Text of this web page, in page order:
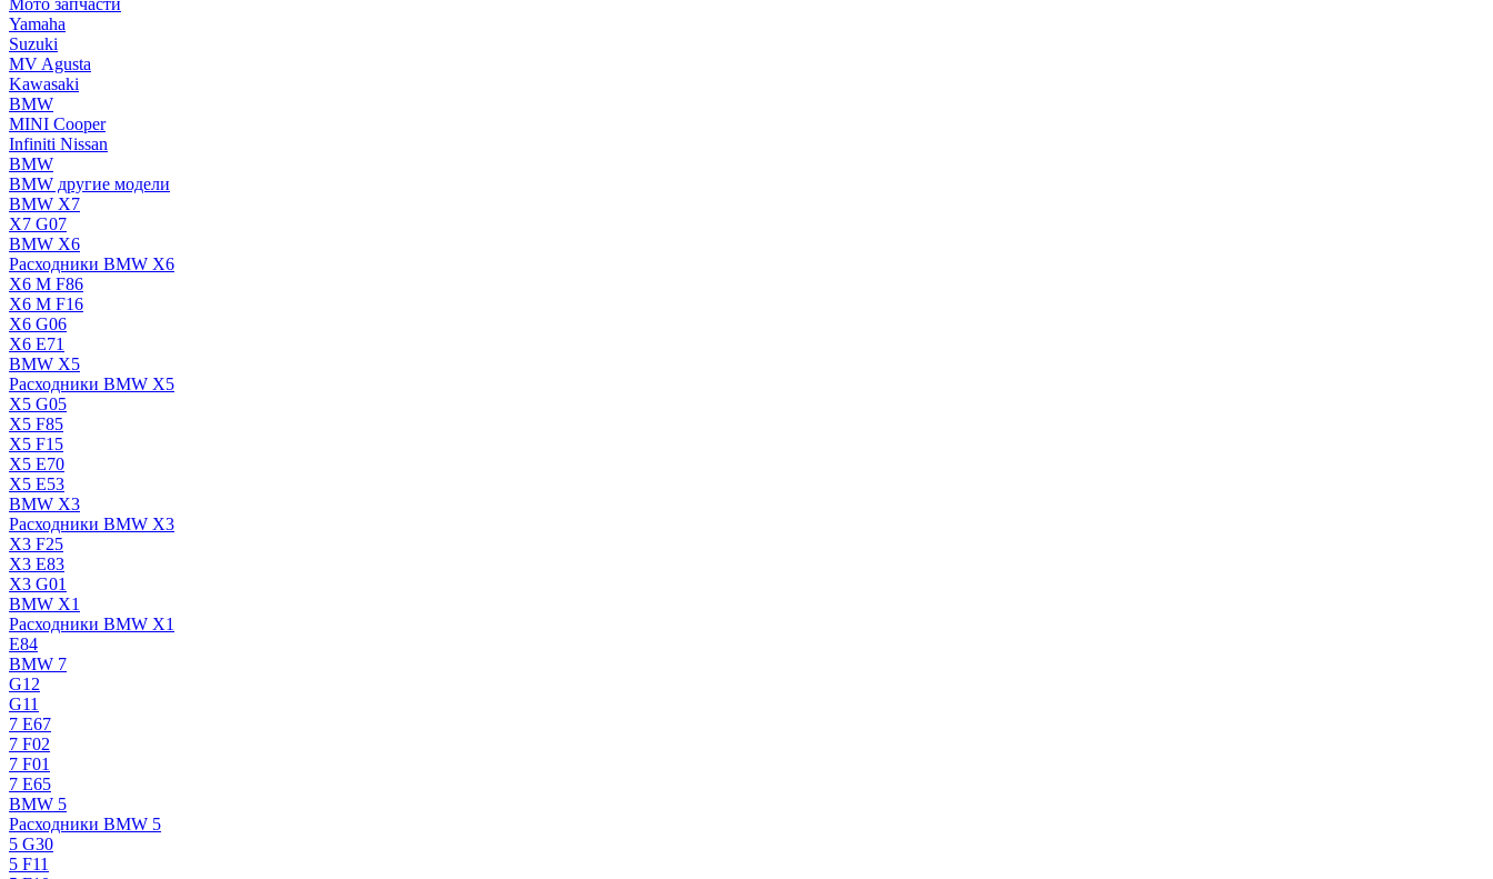
Мото запчасти
Yamaha
Suzuki
MV Agusta
Kawasaki
BMW
MINI Cooper
Infiniti Nissan
BMW
BMW другие модели
BMW X7
X7 G07
BMW X6
Расходники BMW X6
X6 M F86
X6 M F16
X6 G06
X6 E71
BMW X5
Расходники BMW X5
X5 G05
X5 F85
X5 F15
X5 E70
X5 E53
BMW X3
Расходники BMW X3
X3 F25
X3 E83
X3 G01
BMW X1
Расходники BMW X1
E84
BMW 7
G12
G11
7 Е67
7 F02
7 F01
7 E65
BMW 5
Расходники BMW 5
5 G30
5 F11